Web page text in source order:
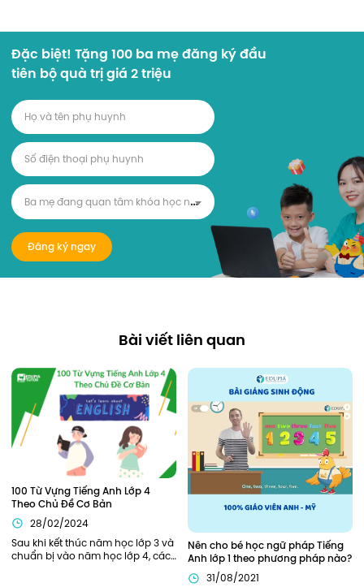
Đặc biệt! Tặng 100 ba mẹ đăng ký đầu
tiên bộ quà trị giá 2 triệu
B
a mẹ đang quan tâm khóa học nào?
Đăng ký ngay
Bài viết liên quan
100 Từ Vựng Tiếng Anh Lớp 4
Theo Chủ Đề Cơ Bản
28/02/2024
Sau khi kết thúc năm học lớp 3 và
chuẩn bị vào năm học lớp 4, các
Nên cho bé học ngữ pháp Tiếng
Anh lớp 1 theo phương pháp nào?
31/08/2021